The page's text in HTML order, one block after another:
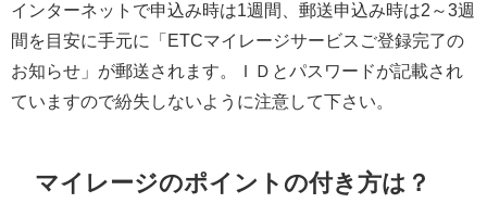
インターネットで申込み時は1週間、郵送申込み時は2～3週
間を目安に手元に「ETCマイレージサービスご登録完了の
お知らせ」が郵送されます。ＩＤとパスワードが記載され
ていますので紛失しないように注意して下さい。
マイレージのポイントの付き方は？